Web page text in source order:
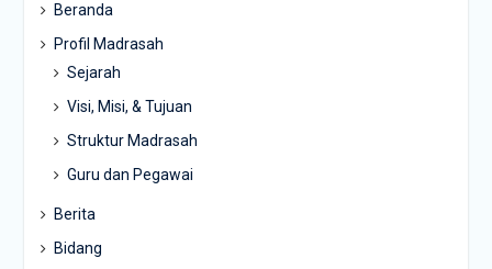
Beranda
Profil Madrasah
Sejarah
Visi, Misi, & Tujuan
Struktur Madrasah
Guru dan Pegawai
Berita
Bidang